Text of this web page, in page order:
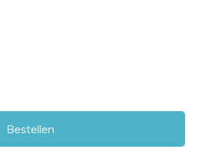
Bestellen